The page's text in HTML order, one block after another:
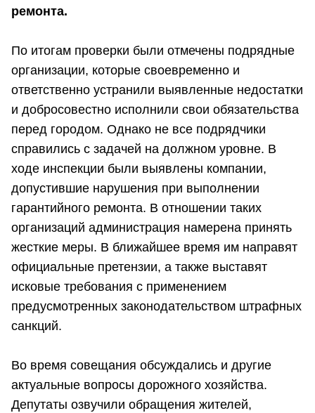
ремонта.
По итогам проверки были отмечены подрядные
организации, которые своевременно и
ответственно устранили выявленные недостатки
и добросовестно исполнили свои обязательства
перед городом. Однако не все подрядчики
справились с задачей на должном уровне. В
ходе инспекции были выявлены компании,
допустившие нарушения при выполнении
гарантийного ремонта. В отношении таких
организаций администрация намерена принять
жесткие меры. В ближайшее время им направят
официальные претензии, а также выставят
исковые требования с применением
предусмотренных законодательством штрафных
санкций.
Во время совещания обсуждались и другие
актуальные вопросы дорожного хозяйства.
Депутаты озвучили обращения жителей,